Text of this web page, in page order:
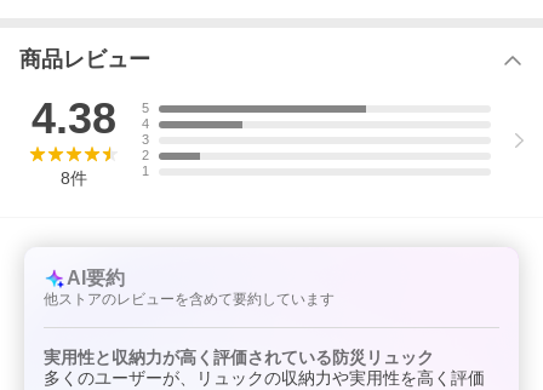
商品レビュー
4.38
8件
5
4
3
2
1
AI要約
他ストアのレビューを含めて要約しています
実用性と収納力が高く評価されている防災リュック
多くのユーザーが、リュックの収納力や実用性を高く評価